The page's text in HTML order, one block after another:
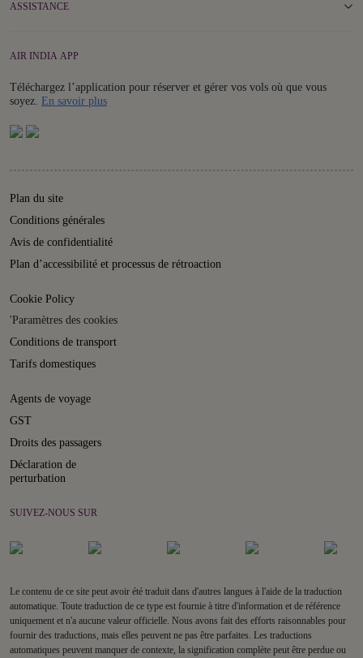
ASSISTANCE
AIR INDIA APP
Téléchargez l’application pour réserver et gérer vos vols où que vous
soyez. En savoir plusDetails
Plan du site
Conditions générales
Avis de confidentialité
Plan d’accessibilité et processus de rétroaction
Cookie Policy
'Paramètres des cookies
Conditions de transport
Tarifs domestiques
Agents de voyage
GST
Droits des passagers
Déclaration de
perturbation
SUIVEZ-NOUS SUR
Le contenu de ce site peut avoir été traduit dans d'autres langues à l'aide de la traduction
automatique. Toute traduction de ce type est fournie à titre d'information et de référence
uniquement et n'a aucune valeur officielle. Nous avons fait des efforts raisonnables pour
fournir des traductions, mais elles peuvent ne pas être parfaites. Les traductions
automatiques peuvent manquer de contexte, la signification complète peut être perdue ou